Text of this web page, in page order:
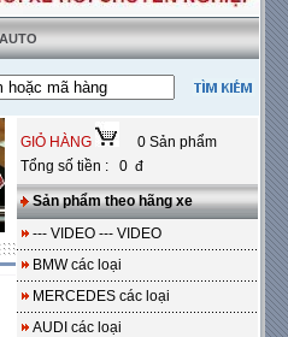
da---Miễn phí 100% công lắp đặt
GIỎ HÀNG
0 Sản phẩm
Tổng số tiền : 0 đ
Sản phẩm theo hãng xe
--- VIDEO --- VIDEO
BMW các loại
MERCEDES các loại
AUDI các loại